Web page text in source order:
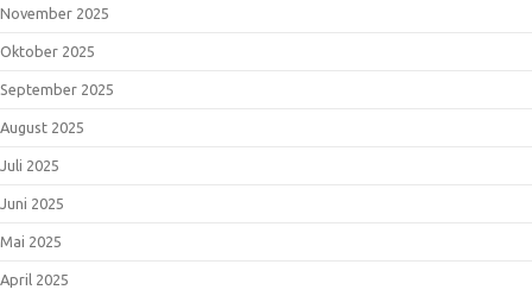
November 2025
Oktober 2025
September 2025
August 2025
Juli 2025
Juni 2025
Mai 2025
April 2025